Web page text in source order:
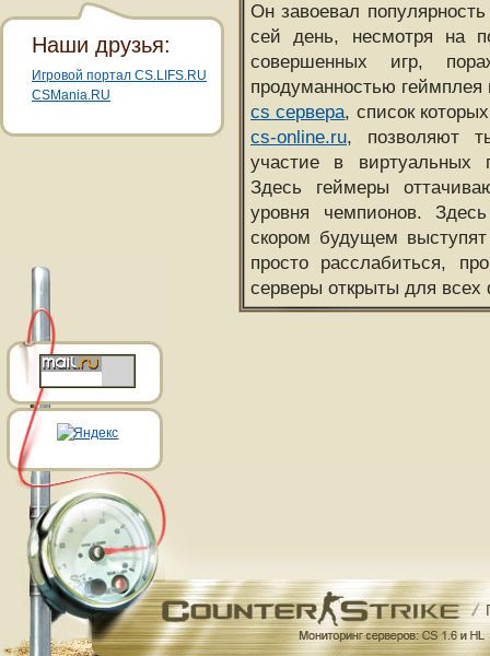
Он завоевал
сей день, несмотря на
совершенных игр,
продуманностью
cs сервера, список
cs-online.ru, позволяют
участие в виртуальных
Здесь геймеры
уровня чемпионов.
скором будущем
просто расслабиться,
серверы открыты для всех
Наши друзья:
Игровой портал CS.LIFS.RU
CSMania.RU